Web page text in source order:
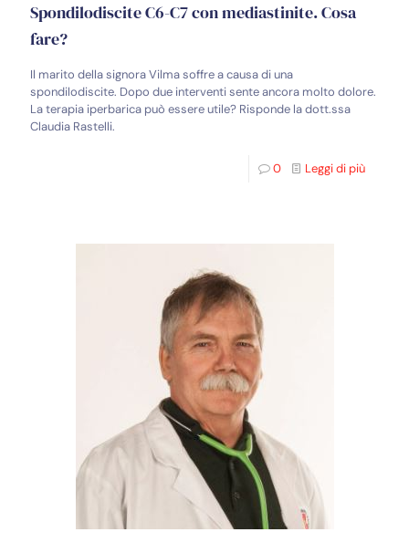
Spondilodiscite C6-C7 con mediastinite. Cosa
fare?
Il marito della signora Vilma soffre a causa di una
spondilodiscite. Dopo due interventi sente ancora molto dolore.
La terapia iperbarica può essere utile? Risponde la dott.ssa
Claudia Rastelli.
0 Leggi di più